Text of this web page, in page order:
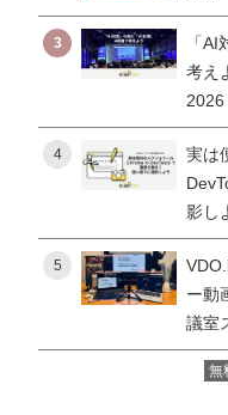
3
「
考え
2026
4
実は
影し
5
ー動
議室
無